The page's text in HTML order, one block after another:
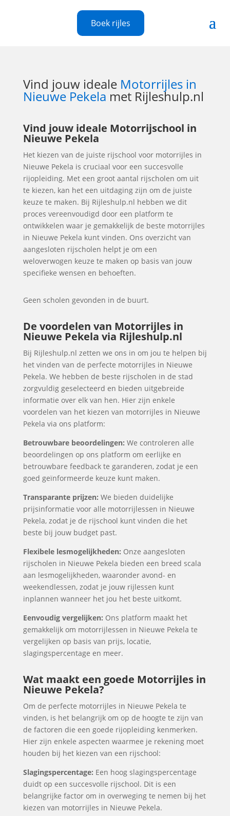
Boek rijles
Vind jouw ideale Motorrijles in
Nieuwe Pekela met Rijleshulp.nl
Vind jouw ideale Motorrijschool in
Nieuwe Pekela
Het kiezen van de juiste rijschool voor motorrijles in
Nieuwe Pekela is cruciaal voor een succesvolle
rijopleiding. Met een groot aantal rijscholen om uit
te kiezen, kan het een uitdaging zijn om de juiste
keuze te maken. Bij Rijleshulp.nl hebben we dit
proces vereenvoudigd door een platform te
ontwikkelen waar je gemakkelijk de beste motorrijles
in Nieuwe Pekela kunt vinden. Ons overzicht van
aangesloten rijscholen helpt je om een
weloverwogen keuze te maken op basis van jouw
specifieke wensen en behoeften.
Geen scholen gevonden in de buurt.
De voordelen van Motorrijles in
Nieuwe Pekela via Rijleshulp.nl
Bij Rijleshulp.nl zetten we ons in om jou te helpen bij
het vinden van de perfecte motorrijles in Nieuwe
Pekela. We hebben de beste rijscholen in de stad
zorgvuldig geselecteerd en bieden uitgebreide
informatie over elk van hen. Hier zijn enkele
voordelen van het kiezen van motorrijles in Nieuwe
Pekela via ons platform:
Betrouwbare beoordelingen: We controleren alle
beoordelingen op ons platform om eerlijke en
betrouwbare feedback te garanderen, zodat je een
goed geïnformeerde keuze kunt maken.
Transparante prijzen: We bieden duidelijke
prijsinformatie voor alle motorrijlessen in Nieuwe
Pekela, zodat je de rijschool kunt vinden die het
beste bij jouw budget past.
Flexibele lesmogelijkheden: Onze aangesloten
rijscholen in Nieuwe Pekela bieden een breed scala
aan lesmogelijkheden, waaronder avond- en
weekendlessen, zodat je jouw rijlessen kunt
inplannen wanneer het jou het beste uitkomt.
Eenvoudig vergelijken: Ons platform maakt het
gemakkelijk om motorrijlessen in Nieuwe Pekela te
vergelijken op basis van prijs, locatie,
slagingspercentage en meer.
Wat maakt een goede Motorrijles in
Nieuwe Pekela?
Om de perfecte motorrijles in Nieuwe Pekela te
vinden, is het belangrijk om op de hoogte te zijn van
de factoren die een goede rijopleiding kenmerken.
Hier zijn enkele aspecten waarmee je rekening moet
houden bij het kiezen van een rijschool:
Slagingspercentage: Een hoog slagingspercentage
duidt op een succesvolle rijschool. Dit is een
belangrijke factor om in overweging te nemen bij het
kiezen van motorrijles in Nieuwe Pekela.